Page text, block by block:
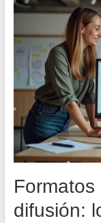
difusión: